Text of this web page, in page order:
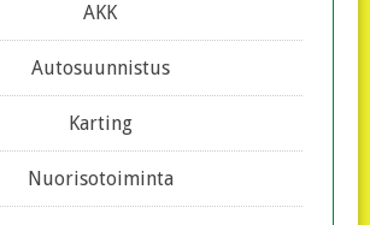
AKK
Autosuunnistus
Karting
Nuorisotoiminta